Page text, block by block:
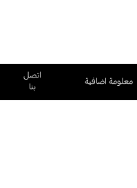
معلومة اضافية
اتصل
بنا